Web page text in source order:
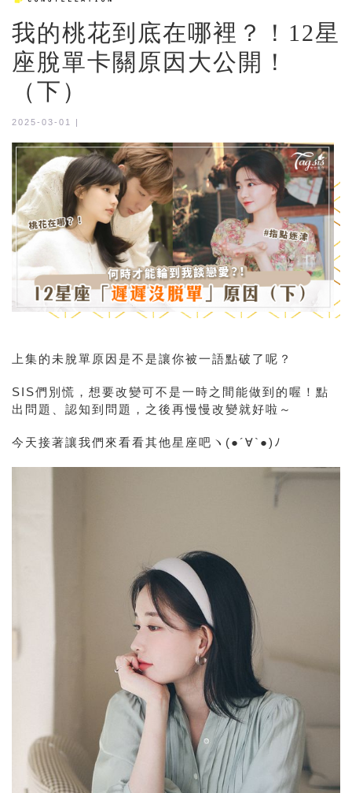
我的桃花到底在哪裡？！12星
座脫單卡關原因大公開！
（下）
2025-03-01 |
上集的未脫單原因是不是讓你被一語點破了呢？
SIS們別慌，想要改變可不是一時之間能做到的喔！點
出問題、認知到問題，之後再慢慢改變就好啦～
今天接著讓我們來看看其他星座吧ヽ(●´∀`●)ﾉ